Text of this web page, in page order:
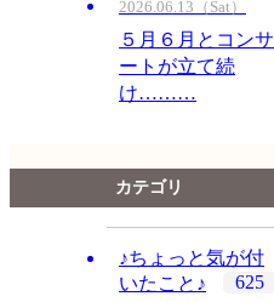
2026.06.13（Sat）
５月６月とコンサ
ートが立て続
け………
カテゴリ
♪ちょっと気が付
いたこと♪
625